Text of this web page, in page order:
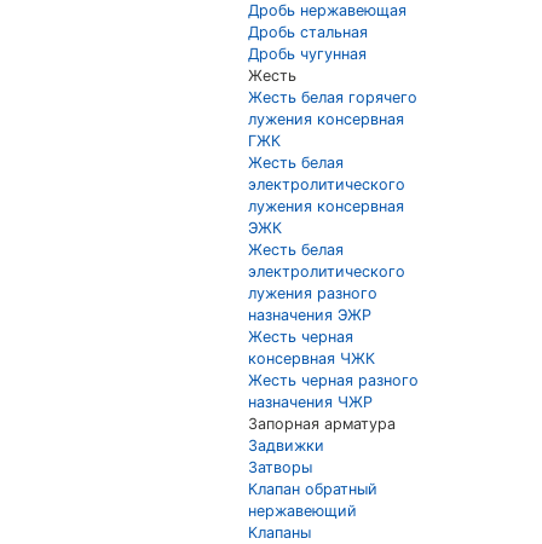
Дробь нержавеющая
Дробь стальная
Дробь чугунная
Жесть
Жесть белая горячего
лужения консервная
ГЖК
Жесть белая
электролитического
лужения консервная
ЭЖК
Жесть белая
электролитического
лужения разного
назначения ЭЖР
Жесть черная
консервная ЧЖК
Жесть черная разного
назначения ЧЖР
Запорная арматура
Задвижки
Затворы
Клапан обратный
нержавеющий
Клапаны